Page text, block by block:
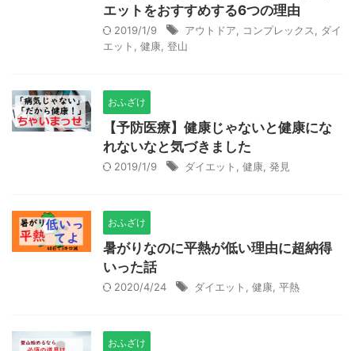
エットをおすすめする6つの理由
2019/1/9 アウトドア コンプレックス
ダイ
エット
健康 登山
おふざけ
【予防医療】健康じゃないと健康にな
れないなと気づきました
2019/1/9 ダイエット 健康 発見
おふざけ
暑がりなのに平熱が低い理由に超納得
いった話
2020/4/24 ダイエット 健康 平熱
おふざけ